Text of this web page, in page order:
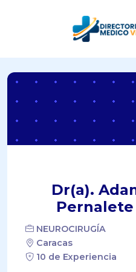
Dr(a).
Pernalete
NEUROCIRUGÍA
Caracas
10 de Experiencia